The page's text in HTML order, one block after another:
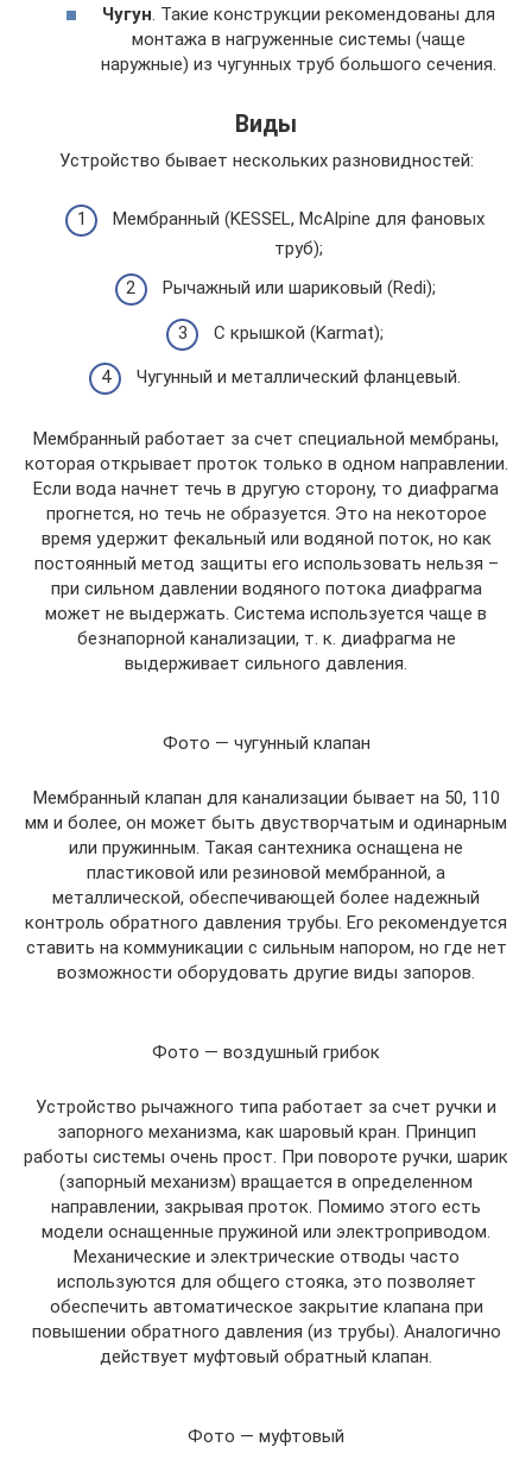
Чугун. Такие конструкции рекомендованы для
монтажа в нагруженные системы (чаще
наружные) из чугунных труб большого сечения.
Виды
Устройство бывает нескольких разновидностей:
Мембранный (KESSEL, McAlpine для фановых
труб);
Рычажный или шариковый (Redi);
С крышкой (Karmat);
Чугунный и металлический фланцевый.
Мембранный работает за счет специальной мембраны,
которая открывает проток только в одном направлении.
Если вода начнет течь в другую сторону, то диафрагма
прогнется, но течь не образуется. Это на некоторое
время удержит фекальный или водяной поток, но как
постоянный метод защиты его использовать нельзя –
при сильном давлении водяного потока диафрагма
может не выдержать. Система используется чаще в
безнапорной канализации, т. к. диафрагма не
выдерживает сильного давления.
Фото — чугунный клапан
Мембранный клапан для канализации бывает на 50, 110
мм и более, он может быть двустворчатым и одинарным
или пружинным. Такая сантехника оснащена не
пластиковой или резиновой мембранной, а
металлической, обеспечивающей более надежный
контроль обратного давления трубы. Его рекомендуется
ставить на коммуникации с сильным напором, но где нет
возможности оборудовать другие виды запоров.
Фото — воздушный грибок
Устройство рычажного типа работает за счет ручки и
запорного механизма, как шаровый кран. Принцип
работы системы очень прост. При повороте ручки, шарик
(запорный механизм) вращается в определенном
направлении, закрывая проток. Помимо этого есть
модели оснащенные пружиной или электроприводом.
Механические и электрические отводы часто
используются для общего стояка, это позволяет
обеспечить автоматическое закрытие клапана при
повышении обратного давления (из трубы). Аналогично
действует муфтовый обратный клапан.
Фото — муфтовый